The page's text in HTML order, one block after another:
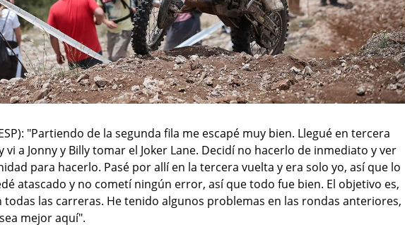
"Partiendo de la segunda fila me escapé muy bien. Llegué en tercera
a Jonny y Billy tomar el Joker Lane. Decidí no hacerlo de inmediato y ver
para hacerlo. Pasé por allí en la tercera vuelta y era solo yo, así que lo
atascado y no cometí ningún error, así que todo fue bien. El objetivo es,
las carreras. He tenido algunos problemas en las rondas anteriores,
mejor aquí".